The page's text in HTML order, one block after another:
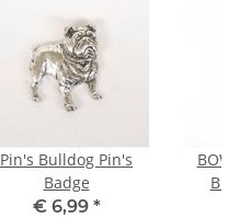
Pin's Bulldog Pin's
Badge
€ 6,99 *